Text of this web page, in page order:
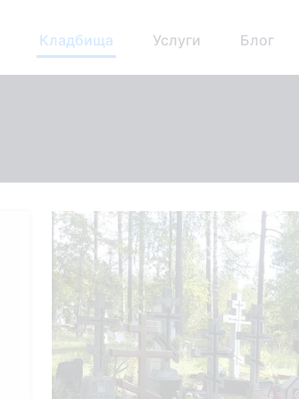
Кладбища Услуги Блог